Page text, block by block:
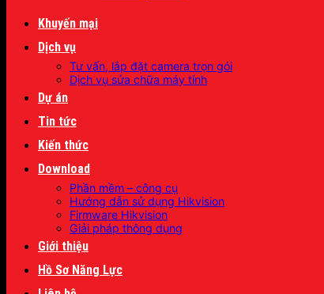
Khuyến mại
Dịch vụ
Tư vấn, lắp đặt camera trọn gói
Dịch vụ sửa chữa máy tính
Dự án
Tin tức
Kiến thức
Download
Phần mềm – công cụ
Hướng dẫn sử dụng Hikvision
Firmware Hikvision
Giải pháp thông dụng
Giới thiệu
Hồ Sơ Năng Lực